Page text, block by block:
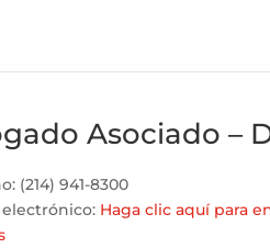
Asociado –
(214) 941-8300
Haga clic aquí para